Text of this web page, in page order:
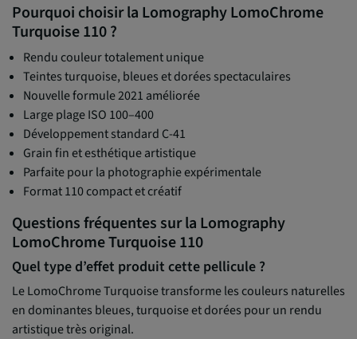
Pourquoi choisir la Lomography LomoChrome
Turquoise 110 ?
Rendu couleur totalement unique
Teintes turquoise, bleues et dorées spectaculaires
Nouvelle formule 2021 améliorée
Large plage ISO 100–400
Développement standard C-41
Grain fin et esthétique artistique
Parfaite pour la photographie expérimentale
Format 110 compact et créatif
Questions fréquentes sur la Lomography
LomoChrome Turquoise 110
Quel type d’effet produit cette pellicule ?
Le LomoChrome Turquoise transforme les couleurs naturelles
en dominantes bleues, turquoise et dorées pour un rendu
artistique très original.